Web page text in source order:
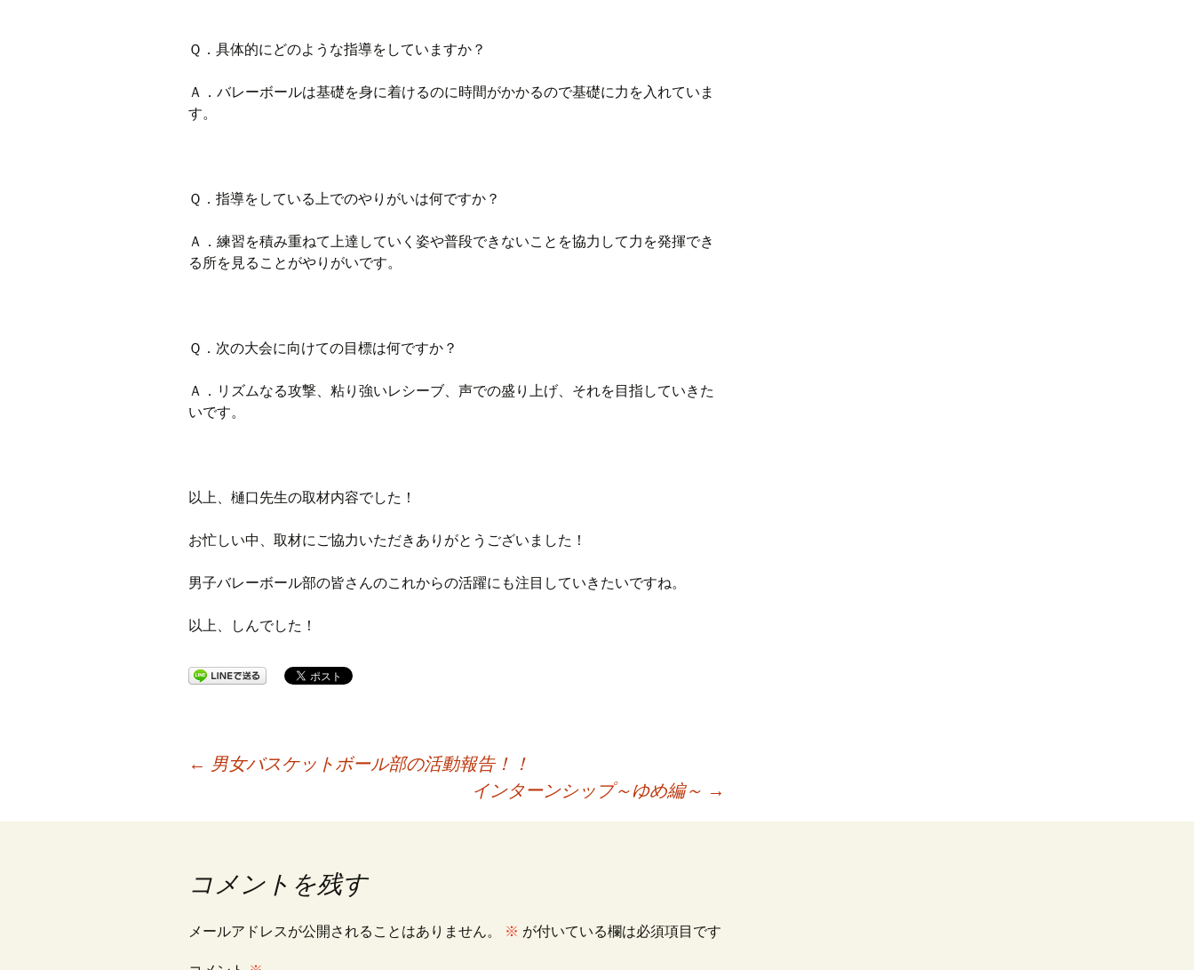
Ｑ．具体的にどのような指導をしていますか？
Ａ．バレーボールは基礎を身に着けるのに時間がかかるので基礎に力を入れていま
す。
Ｑ．指導をしている上でのやりがいは何ですか？
Ａ．練習を積み重ねて上達していく姿や普段できないことを協力して力を発揮でき
る所を見ることがやりがいです。
Ｑ．次の大会に向けての目標は何ですか？
Ａ．リズムなる攻撃、粘り強いレシーブ、声での盛り上げ、それを目指していきた
いです。
以上、樋口先生の取材内容でした！
お忙しい中、取材にご協力いただきありがとうございました！
男子バレーボール部の皆さんのこれからの活躍にも注目していきたいですね。
以上、しんでした！
稿
← 男女バスケットボール部の活動報告！！
インターンシップ～ゆめ編～ →
コメントを残す
メールアドレスが公開されることはありません。 ※ が付いている欄は必須項目です